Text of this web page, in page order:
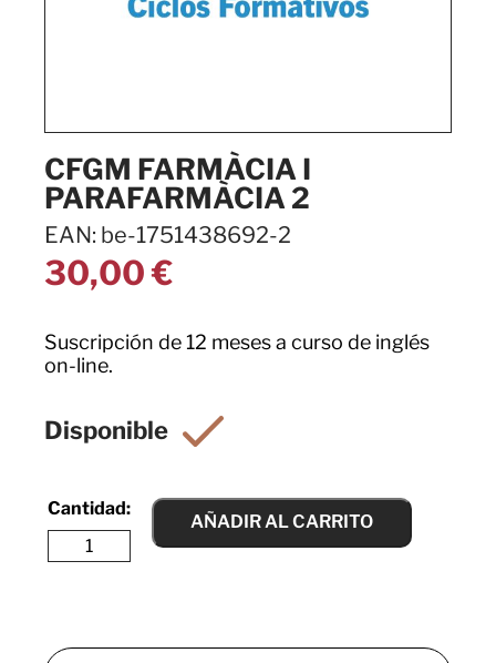
CFGM FARMÀCIA I
PARAFARMÀCIA 2
EAN: be-1751438692-2
30,00€
Suscripción de 12 meses a curso de inglés
on-line.
AÑADIR AL CARRITO